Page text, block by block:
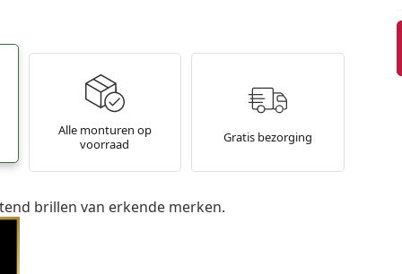
Alle monturen op
voorraad
Gratis bezorging
brillen van erkende merken.